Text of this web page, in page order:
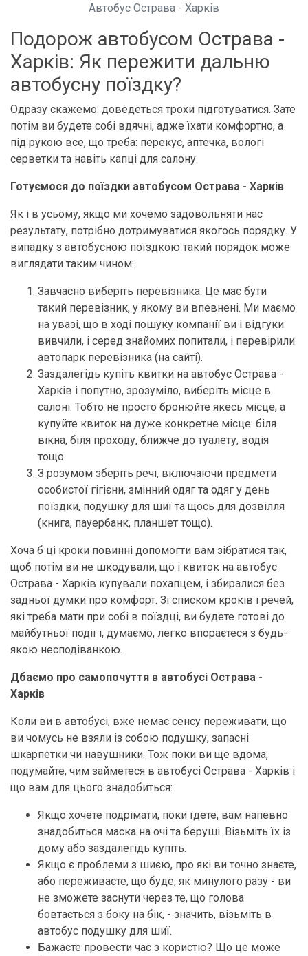
Автобус Острава - Харків
Подорож автобусом Острава -
Харків: Як пережити дальню
автобусну поїздку?
Одразу скажемо: доведеться трохи підготуватися. Зате
потім ви будете собі вдячні, адже їхати комфортно, а
під рукою все, що треба: перекус, аптечка, вологі
серветки та навіть капці для салону.
Готуємося до поїздки автобусом Острава - Харків
Як і в усьому, якщо ми хочемо задовольняти нас
результату, потрібно дотримуватися якогось порядку. У
випадку з автобусною поїздкою такий порядок може
виглядати таким чином:
Завчасно виберіть перевізника. Це має бути
такий перевізник, у якому ви впевнені. Ми маємо
на увазі, що в ході пошуку компанії ви і відгуки
вивчили, і серед знайомих попитали, і перевірили
автопарк перевізника (на сайті).
Заздалегідь купіть квитки на автобус Острава -
Харків і попутно, зрозуміло, виберіть місце в
салоні. Тобто не просто бронюйте якесь місце, а
купуйте квиток на дуже конкретне місце: біля
вікна, біля проходу, ближче до туалету, водія
тощо.
З розумом зберіть речі, включаючи предмети
особистої гігієни, змінний одяг та одяг у день
поїздки, подушку для шиї та щось для дозвілля
(книга, пауербанк, планшет тощо).
Хоча б ці кроки повинні допомогти вам зібратися так,
щоб потім ви не шкодували, що і квиток на автобус
Острава - Харків купували похапцем, і збиралися без
задньої думки про комфорт. Зі списком кроків і речей,
які треба мати при собі в поїздці, ви будете готові до
майбутньої події і, думаємо, легко впораєтеся з будь-
якою несподіванкою.
Дбаємо про самопочуття в автобусі Острава -
Харків
Коли ви в автобусі, вже немає сенсу переживати, що
ви чомусь не взяли із собою подушку, запасні
шкарпетки чи навушники. Тож поки ви ще вдома,
подумайте, чим займетеся в автобусі Острава - Харків і
що вам для цього знадобиться:
Якщо хочете подрімати, поки їдете, вам напевно
знадобиться маска на очі та беруші. Візьміть їх із
дому або заздалегідь купіть.
Якщо є проблеми з шиєю, про які ви точно знаєте,
або переживаєте, що буде, як минулого разу - ви
не зможете заснути через те, що голова
бовтається з боку на бік, - значить, візьміть в
автобус подушку для шиї.
Бажаєте провести час з користю? Що це може